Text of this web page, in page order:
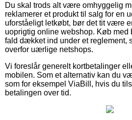
Du skal trods alt være omhyggelig
reklamerer et produkt til salg for en
uforståeligt letkøbt, bør det tit være
uoprigtig online webshop. Køb med
fald dækket ind under et reglement,
overfor uærlige netshops.
Vi foreslår generelt kortbetalinger
mobilen. Som et alternativ kan du
som for eksempel ViaBill, hvis du
betalingen over tid.